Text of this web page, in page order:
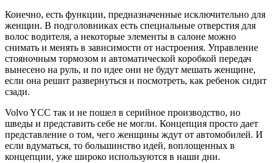
Конечно, есть функции, предназначенные исключительно для
женщин. В подголовниках есть специальные отверстия для
волос водителя, а некоторые элементы в салоне можно
снимать и менять в зависимости от настроения. Управление
стояночным тормозом и автоматической коробкой передач
вынесено на руль, и по идее они не будут мешать женщине,
если она решит развернуться и посмотреть, как ребенок сидит
сзади.
Volvo YCC так и не пошел в серийное производство, но
шведы и представить себе не могли. Концепция просто дает
представление о том, чего женщины ждут от автомобилей. И
если вдуматься, то большинство идей, воплощенных в
концепции, уже широко используются в наши дни.